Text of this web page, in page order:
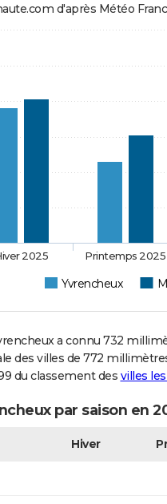
d'après Météo
Yvrencheux
2025 Printemps 2025
a connu 732
des villes de 772
du classement des villes
par saison en
Hiver